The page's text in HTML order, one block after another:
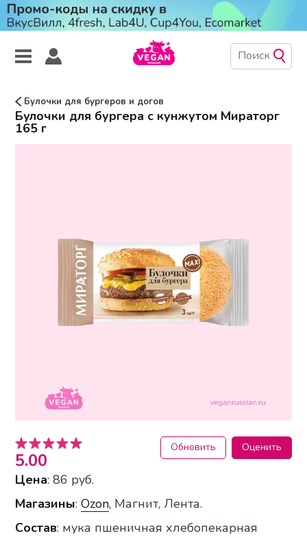
Булочки для бургеров и догов
Булочки для бургера с кунжутом Мираторг
165 г
5.00
Обновить Оценить
Цена: 86 руб.
Магазины:Ozon, Магнит, Лента.
Состав: мука пшеничная хлебопекарная